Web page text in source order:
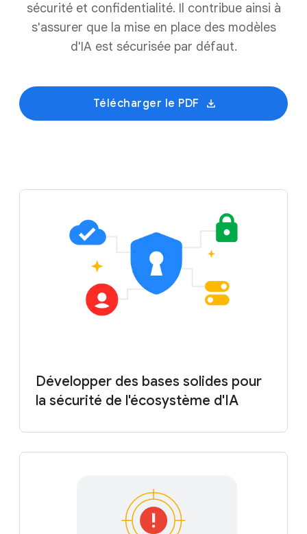
sécurité et confidentialité. Il contribue ainsi à
s'assurer que la mise en place des modèles
d'IA est sécurisée par défaut.
Télécharger le PDF
Développer des bases solides pour
la sécurité de l'écosystème d'IA